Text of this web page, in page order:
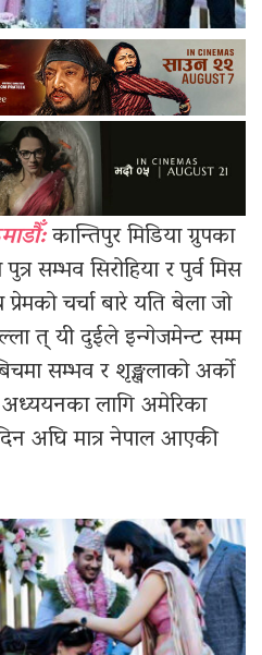
कान्तिपुर मिडिया ग्रुपका
सम्भव सिरोहिया र पुर्व मिस
चर्चा बारे यति बेला जो
त् यी दुईले इन्गेजमेन्ट सम्म
सम्भव र शृङ्खलाको अर्को
लागि अमेरिका
अघि मात्र नेपाल आएकी